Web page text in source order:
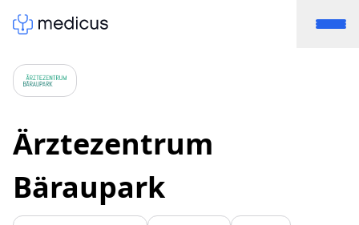
Ärztezentrum
Bäraupark